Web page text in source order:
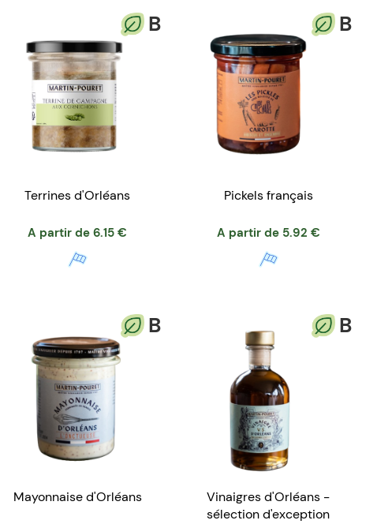
B
Terrines d'Orléans
A partir de 6.15 €
B
Pickels français
A partir de 5.92 €
B
Mayonnaise d'Orléans
B
Vinaigres d'Orléans -
sélection d'exception